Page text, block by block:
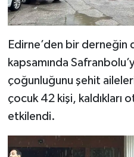
Edirne’den bir derneğin
kapsamında
çoğunluğunu şehit
çocuk 42 kişi, kaldıkları
etkilendi.